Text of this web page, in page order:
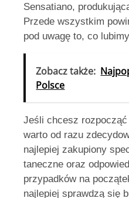
Sensatiano,
Przede wszystkim
pod uwagę to, co
Zobacz także:
Polsce
Jeśli chcesz
warto od razu
najlepiej zakupiony
taneczne oraz
przypadków na
najlepiej sprawdzą się